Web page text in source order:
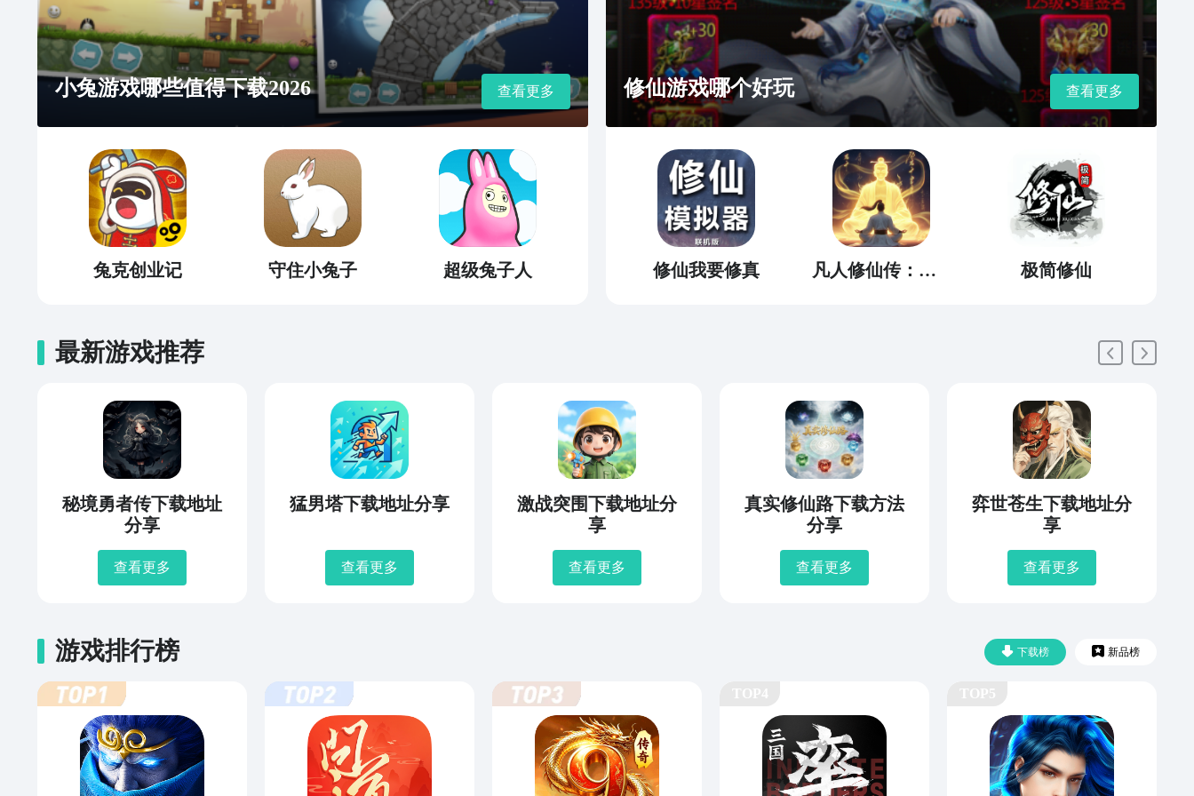
小兔游戏哪些值得下载2026 查看更多
兔克创业记 守住小兔子 超级兔子人
修仙游戏哪个好玩 查看更多
修仙我要修真 凡人修仙传：人界篇 极简修仙
最新游戏推荐
秘境勇者传下载地址
分享
查看更多
猛男塔下载地址分享
查看更多
激战突围下载地址分
享
查看更多
真实修仙路下载方法
分享
查看更多
弈世苍生下载地址分
享
查看更多
下载榜 新品榜
游戏排行榜